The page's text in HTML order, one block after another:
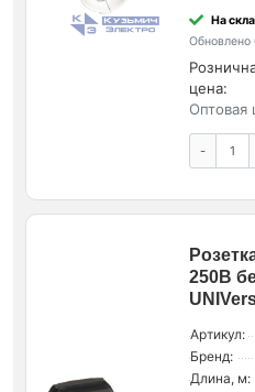
На
цена:
Оптовая
-
250В
Артикул:
Бренд:
Длина, м: